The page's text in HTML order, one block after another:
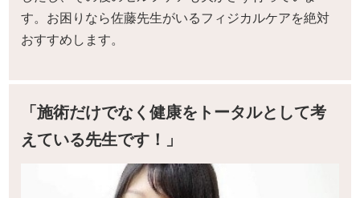
す。お困りなら佐藤先生がいるフィジカルケアを絶対
おすすめします。
「施術だけでなく健康をトータルとして考
えている先生です！」